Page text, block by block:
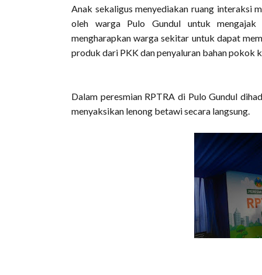
Anak sekaligus menyediakan ruang interaksi
oleh warga Pulo Gundul untuk
mengharapkan warga sekitar untuk dapat
produk dari PKK dan penyaluran bahan pokok
Dalam peresmian RPTRA di Pulo Gundul
menyaksikan lenong betawi secara langsung.